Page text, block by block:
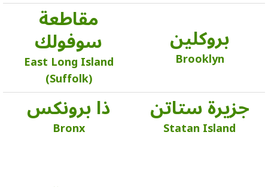
بروكلين
Brooklyn
مقاطعة
سوفولك
East Long Island
(Suffolk)
جزيرة ستاتن
Statan Island
ذا برونكس
Bronx